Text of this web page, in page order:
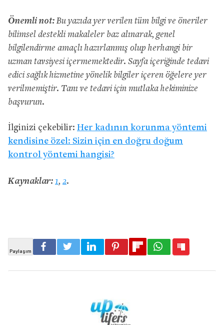
Önemli not: Bu yazıda yer verilen tüm bilgi ve öneriler
bilimsel destekli makaleler baz alınarak, genel
bilgilendirme amaçlı hazırlanmış olup herhangi bir
uzman tavsiyesi içermemektedir. Sayfa içeriğinde tedavi
edici sağlık hizmetine yönelik bilgiler içeren öğelere yer
verilmemiştir. Tanı ve tedavi için mutlaka hekiminize
başvurun.
İlginizi çekebilir: Her kadının korunma yöntemi
kendisine özel: Sizin için en doğru doğum
kontrol yöntemi hangisi?
Kaynaklar: 1, 2.